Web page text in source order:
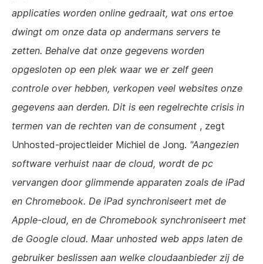
applicaties worden online gedraait, wat ons ertoe
dwingt om onze data op andermans servers te
zetten. Behalve dat onze gegevens worden
opgesloten op een plek waar we er zelf geen
controle over hebben, verkopen veel websites onze
gegevens aan derden. Dit is een regelrechte crisis in
termen van de rechten van de consument , zegt
Unhosted-projectleider Michiel de Jong. "Aangezien
software verhuist naar de cloud, wordt de pc
vervangen door glimmende apparaten zoals de iPad
en Chromebook. De iPad synchroniseert met de
Apple-cloud, en de Chromebook synchroniseert met
de Google cloud. Maar unhosted web apps laten de
gebruiker beslissen aan welke cloudaanbieder zij de